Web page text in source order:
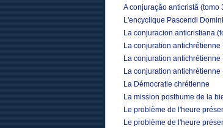
A conjuração anticristã (tomo
L'encyclique Pascendi
La conjuracion anticristiana
La conjuration antichrétienne
La conjuration antichrétienne
La conjuration antichrétienne
La Démocratie chrétienne
La mission posthume de la
Le problème de l'heure
Le problème de l'heure